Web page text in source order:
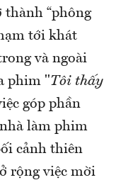
thành “phông
tới khát
và ngoài
phim "Tôi thấy
góp phần
làm phim
cảnh thiên
rộng việc mời